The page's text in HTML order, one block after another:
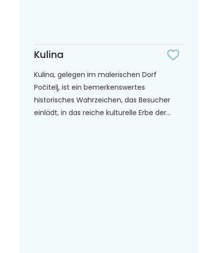
Kulina
Kulina, gelegen im malerischen Dorf
Počitelj, ist ein bemerkenswertes
historisches Wahrzeichen, das Besucher
einlädt, in das reiche kulturelle Erbe der...